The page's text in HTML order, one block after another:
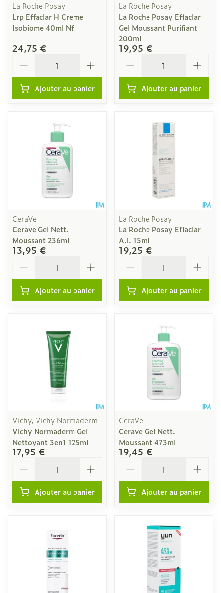
La Roche Posay
Lrp Effaclar H Creme
Isobiome 40ml Nf
24,75 €
Ajouter au panier
La Roche Posay
La Roche Posay Effaclar
Gel Moussant Purifiant
200ml
19,95 €
Ajouter au panier
CeraVe
Cerave Gel Nett.
Moussant 236ml
13,95 €
Ajouter au panier
La Roche Posay
La Roche Posay Effaclar
A.i. 15ml
19,25 €
Ajouter au panier
Vichy, Vichy Normaderm
Vichy Normaderm Gel
Nettoyant 3en1 125ml
17,95 €
Ajouter au panier
CeraVe
Cerave Gel Nett.
Moussant 473ml
19,45 €
Ajouter au panier